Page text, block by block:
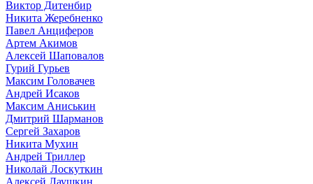
Виктор Дитенбир
Никита Жеребненко
Павел Анциферов
Артем Акимов
Алексей Шаповалов
Гурий Гурьев
Максим Головачев
Андрей Исаков
Максим Аниськин
Дмитрий Шарманов
Сергей Захаров
Никита Мухин
Андрей Триллер
Николай Лоскуткин